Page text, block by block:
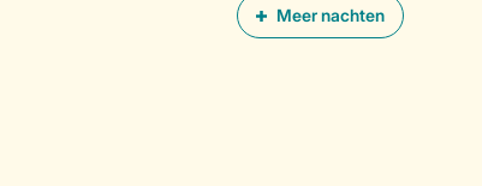
Meer nachten